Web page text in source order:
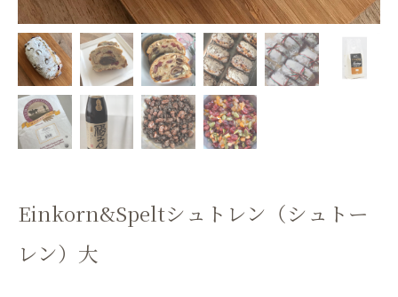
Einkorn&Speltシュトレン（シュトー
レン）大